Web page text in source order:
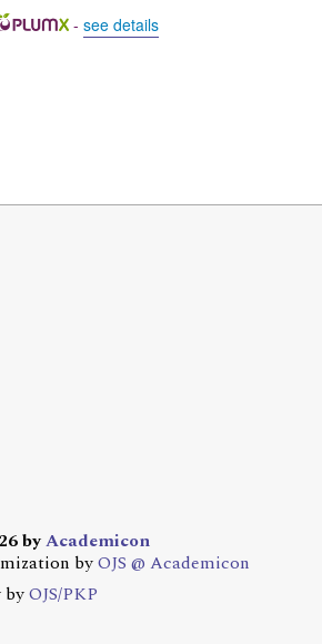
- see details
byAcademicon
byOJS @ Academicon
byOJS/PKP